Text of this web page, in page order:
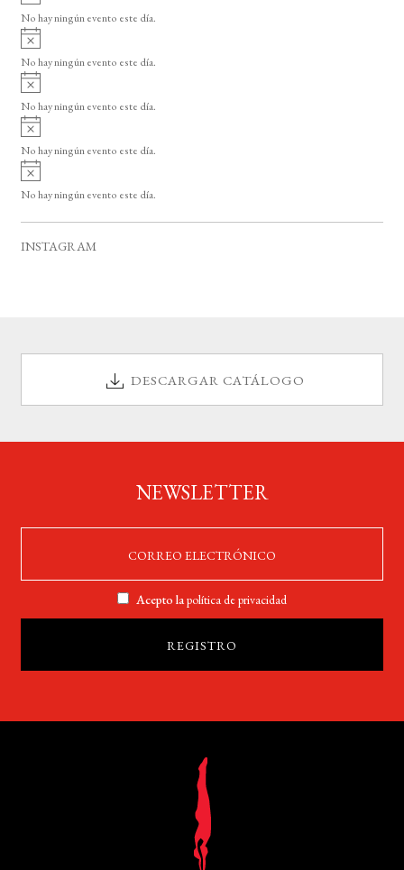
o
v
i
o
No hay ningún evento este día.
A
v
i
o
No hay ningún evento este día.
A
v
i
o
No hay ningún evento este día.
A
v
i
o
No hay ningún evento este día.
A
v
i
No hay ningún evento este día.
INSTAGRAM
DESCARGAR CATÁLOGO
NEWSLETTER
Acepto lapolítica de privacidad